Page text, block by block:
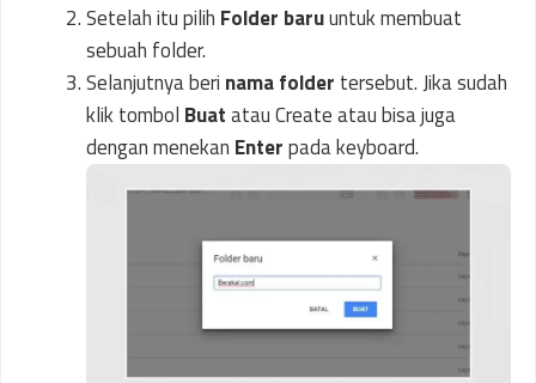
Setelah itu pilih Folder baruuntuk membuat
sebuah folder.
Selanjutnya beri nama folder tersebut. Jika sudah
klik tombol Buatatau Create atau bisa juga
dengan menekan Enterpada keyboard.